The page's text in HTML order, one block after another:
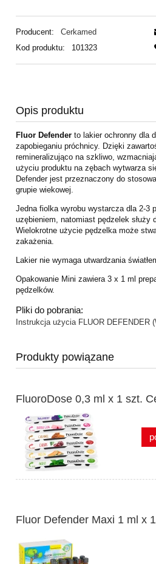
Producent:
Cerkamed
Kod produktu:
101323
Opis produktu
Fluor Defender to lakier ochronny dla
zapobieganiu próchnicy. Dzięki
remineralizująco na szkliwo,
użyciu produktu na zębach wytwarza
Defender jest przeznaczony do
grupie wiekowej.
Jedna fiolka wyrobu wystarcza dla 2-3
uzębieniem, natomiast pędzelek służy
Wielokrotne użycie pędzelka może
zakażenia.
Lakier nie wymaga utwardzania
Opakowanie Mini zawiera 3 x 1 ml
pędzelków.
Pliki do pobrania:
Instrukcja użycia FLUOR DEFENDER
Produkty powiązane
FluoroDose 0,3 ml x 1 szt.
Fluor Defender Maxi 1 ml x